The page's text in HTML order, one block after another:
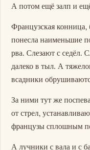
А потом ещё залп и
Французская конница,
понесла наименьшие
рва. Слезают с седёл.
далеко в тыл. А
всадники
За ними тут же
от стрел,
французы сплошным
А лучники с вала и с